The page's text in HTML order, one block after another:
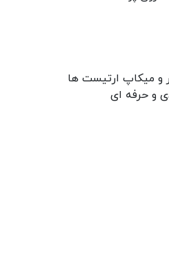
و میکاپ ارتیست ها
و حرفه ای